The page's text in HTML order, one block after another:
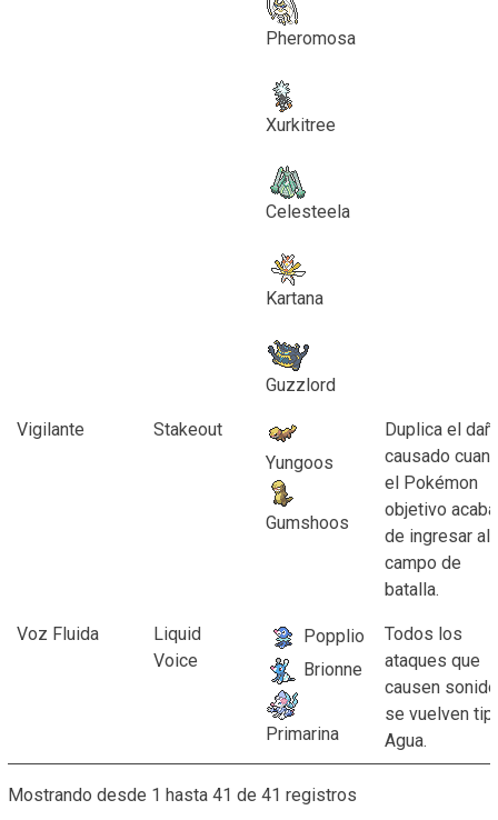
Pheromosa
Xurkitree
Celesteela
Kartana
Guzzlord
Vigilante
Stakeout
Yungoos
Gumshoos
Duplica el
causado
el Pokémon
objetivo acaba
de ingresar al
campo de
batalla.
Voz Fluida
Liquid
Voice
Popplio
Brionne
Primarina
Todos los
ataques que
causen sonido
se vuelven
Agua.
Mostrando desde 1 hasta 41 de 41 registros